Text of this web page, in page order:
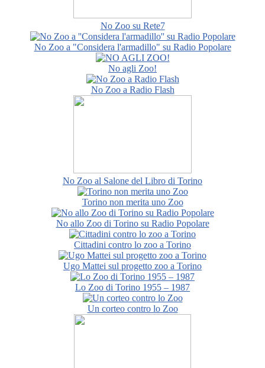
No Zoo su Rete7
No Zoo a "Considera l'armadillo" su Radio Popolare
No agli Zoo!
No Zoo a Radio Flash
No Zoo al Salone del Libro di Torino
Torino non merita uno Zoo
No allo Zoo di Torino su Radio Popolare
Cittadini contro lo zoo a Torino
Ugo Mattei sul progetto zoo a Torino
Lo Zoo di Torino 1955 – 1987
Un corteo contro lo Zoo